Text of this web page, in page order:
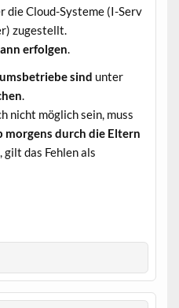
die Cloud-Systeme (I-Serv
zugestellt.
erfolgen
sind unter
.
nicht möglich sein, muss
durch die Eltern
das Fehlen als